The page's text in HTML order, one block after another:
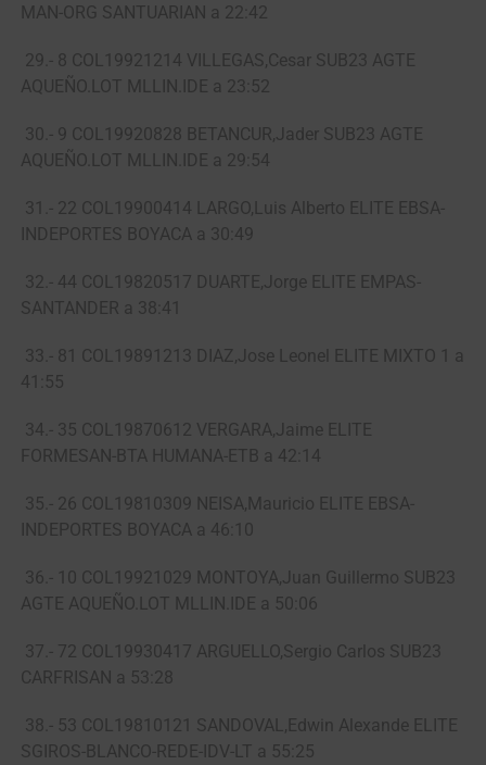
MAN-ORG SANTUARIAN a 22:42
29.- 8 COL19921214 VILLEGAS,Cesar SUB23 AGTE
AQUEÑO.LOT MLLIN.IDE a 23:52
30.- 9 COL19920828 BETANCUR,Jader SUB23 AGTE
AQUEÑO.LOT MLLIN.IDE a 29:54
31.- 22 COL19900414 LARGO,Luis Alberto ELITE EBSA-
INDEPORTES BOYACA a 30:49
32.- 44 COL19820517 DUARTE,Jorge ELITE EMPAS-
SANTANDER a 38:41
33.- 81 COL19891213 DIAZ,Jose Leonel ELITE MIXTO 1 a
41:55
34.- 35 COL19870612 VERGARA,Jaime ELITE
FORMESAN-BTA HUMANA-ETB a 42:14
35.- 26 COL19810309 NEISA,Mauricio ELITE EBSA-
INDEPORTES BOYACA a 46:10
36.- 10 COL19921029 MONTOYA,Juan Guillermo SUB23
AGTE AQUEÑO.LOT MLLIN.IDE a 50:06
37.- 72 COL19930417 ARGUELLO,Sergio Carlos SUB23
CARFRISAN a 53:28
38.- 53 COL19810121 SANDOVAL,Edwin Alexande ELITE
SGIROS-BLANCO-REDE-IDV-LT a 55:25